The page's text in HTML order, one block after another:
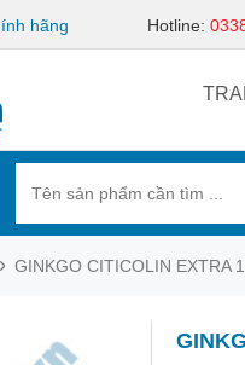
hãng Hotline:
GINKGO CITICOLIN EXTRA